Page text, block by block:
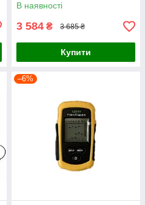
В наявності
3 584 ₴ 3 685 ₴
Купити
–6%